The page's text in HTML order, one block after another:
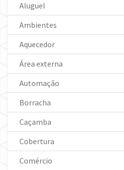
Aluguel
Ambientes
Aquecedor
Área externa
Automação
Borracha
Caçamba
Cobertura
Comércio